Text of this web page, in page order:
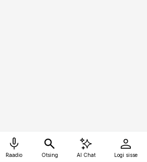
Raadio Otsing AI Chat Logi sisse